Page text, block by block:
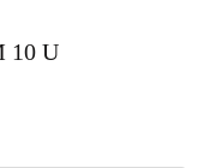
10 U